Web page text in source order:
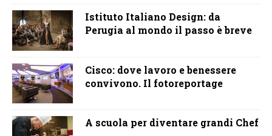
Istituto Italiano Design: da
Perugia al mondo il passo è breve
Cisco: dove lavoro e benessere
convivono. Il fotoreportage
A scuola per diventare grandi Chef